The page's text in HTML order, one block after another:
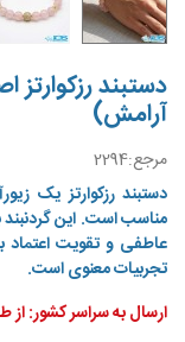
دستبند
آرامش)
مرجع:2294
دستبند رزکوارتز یک
مناسب است. این
عاطفی و تقویت اعتماد
تجربیات معنوی است.
ارسال به سراسر کشور: